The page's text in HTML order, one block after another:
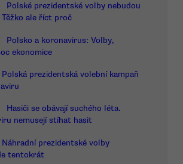
Polské prezidentské volby nebudou
ale říct proč
Polsko a koronavirus: Volby,
ekonomice
Polská prezidentská volební kampaň
Hasiči se obávají suchého léta.
nemusejí stíhat hasit
Náhradní prezidentské volby
tentokrát